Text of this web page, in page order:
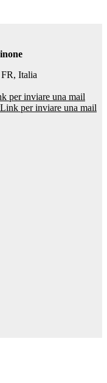
Italia
per inviare una mail
Link per inviare una mail